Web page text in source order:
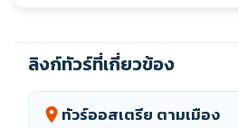
ลิงก์ทัวร์ที่เกี่ยวข้อง
location_on ทัวร์ออสเตรีย ตามเมือง